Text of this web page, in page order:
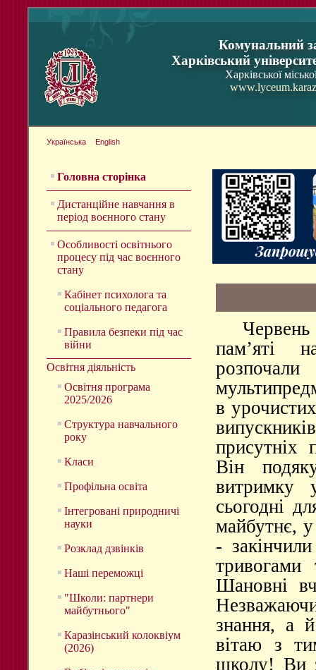
Комунальний
Харківський
Харківської
Українська English
Головна сторінка
Дистанційне навчання в
період воєнного стану
Особливості освітнього
процесу під час воєнного
стану
Кабінет психолога та
соціального педагога
Правила безпеки під час
війни
Освітня діяльність
Освітня програма
2025/2026
Структура навчального
року
Класи
Профільна освіта
Інтегровані природничі
науки
Розклад дзвінків
Наші переможці
"Школи: партнери
майбутнього"
Каразінський колоквіум
(2026)
памʼяті
в
присутніх
Він
витримку
сьогодні
майбутнє,
-
Шановні
знання, а
вітаю з
школу! Ви